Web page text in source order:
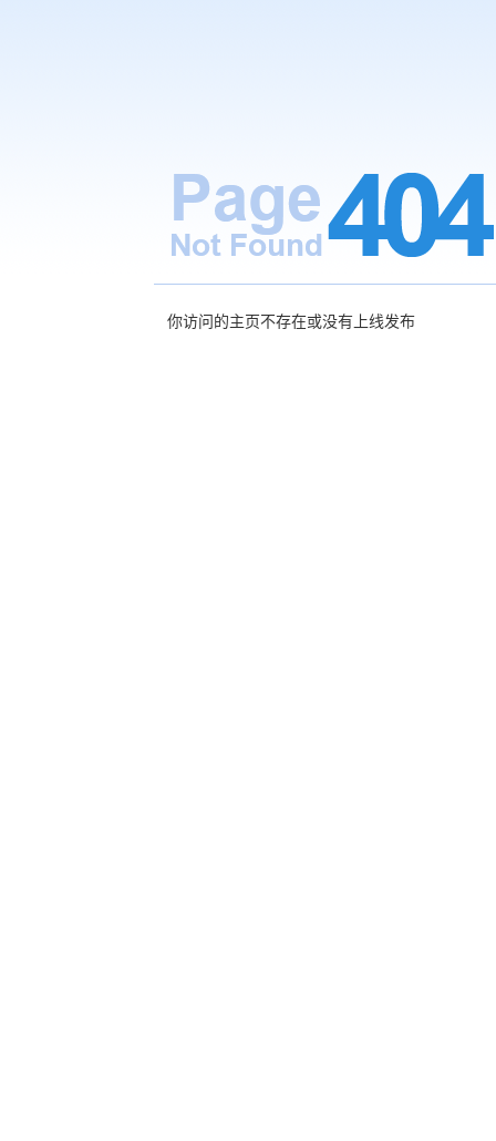
你访问的主页不存在或没有上线发布